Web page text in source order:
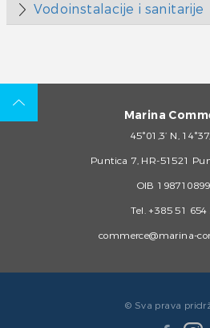
Vodoinstalacije i sanitarije
Marina
45°01,3’ N,
Puntica 7, HR-51521
OIB
Tel. +385 51 654
commerce@marina-
© Sva prava